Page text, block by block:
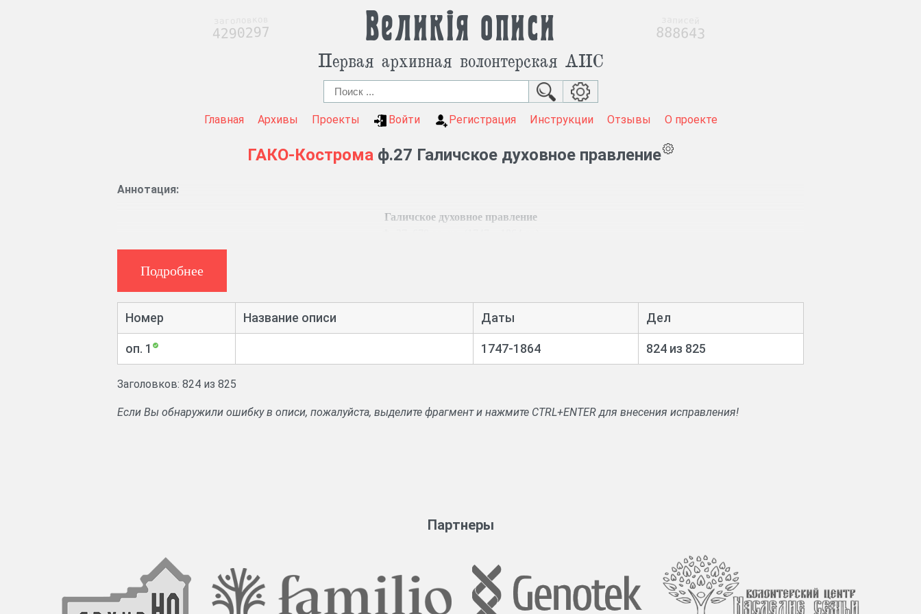
Великія описи
Первая архивная волонтерская АИС
Главная Архивы Проекты Войти Регистрация Инструкции Отзывы О проекте
ГАКО-Кострома ф.27 Галичское духовное правление
Аннотация:
Галичское духовное правление
Указы Синода и консистории.
Журналы правления.
Сведения о детях, проживающих в приходах, списки солдатских детей. Сведения о раскольниках.
Прошения священно- и церковнослужителей об определении на службу. Сведения о белом духовенстве. Дела об имуществе умерших
священно- и церковнослужителей.
Подробнее
Номер Название описи Даты Дел
оп. 1 1747-1864 824 из 825
Заголовков: 824 из 825
Если Вы обнаружили ошибку в описи, пожалуйста, выделите фрагмент и нажмите CTRL+ENTER для внесения исправления!
Партнеры
4290297 888643